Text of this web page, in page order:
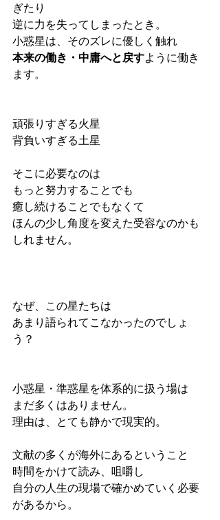
ぎたり
逆に力を失ってしまったとき。
小惑星は、そのズレに優しく触れ
本来の働き・中庸へと戻すように働き
ます。
頑張りすぎる火星
背負いすぎる土星
そこに必要なのは
もっと努力することでも
癒し続けることでもなくて
ほんの少し角度を変えた受容なのかも
しれません。
なぜ、この星たちは
あまり語られてこなかったのでしょ
う？
小惑星・準惑星を体系的に扱う場は
まだ多くはありません。
理由は、とても静かで現実的。
文献の多くが海外にあるということ
時間をかけて読み、咀嚼し
自分の人生の現場で確かめていく必要
があるから。